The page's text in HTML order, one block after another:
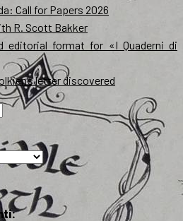
Call for Papers 2026
R. Scott Bakker
editorial format for «I Quaderni di
letter discovered